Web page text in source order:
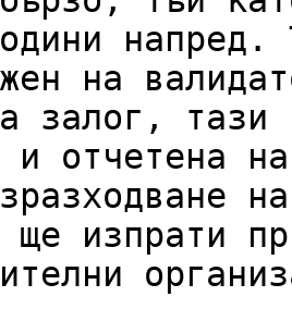
на
залог, тази
и отчетена
изпрати